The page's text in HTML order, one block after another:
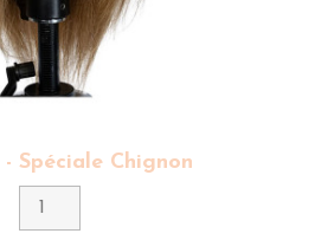
Spéciale Chignon